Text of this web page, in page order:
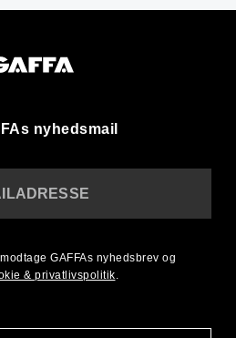
nyhedsmail
GAFFAs nyhedsbrev og
& privatlivspolitik.